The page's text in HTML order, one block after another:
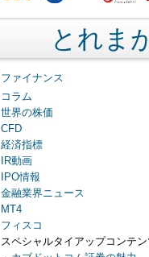
とれま
ファイナンス
コラム
世界の株価
CFD
経済指標
IR動画
IPO情報
金融業界ニュース
MT4
フィスコ
スペシャルタイアップコンテ